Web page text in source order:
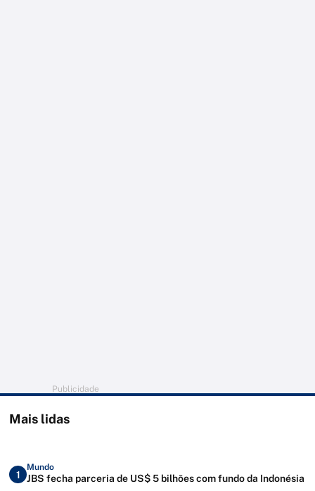
Publicidade
Mais lidas
1
Mundo
JBS fecha parceria de US$ 5 bilhões com fundo da Indonésia